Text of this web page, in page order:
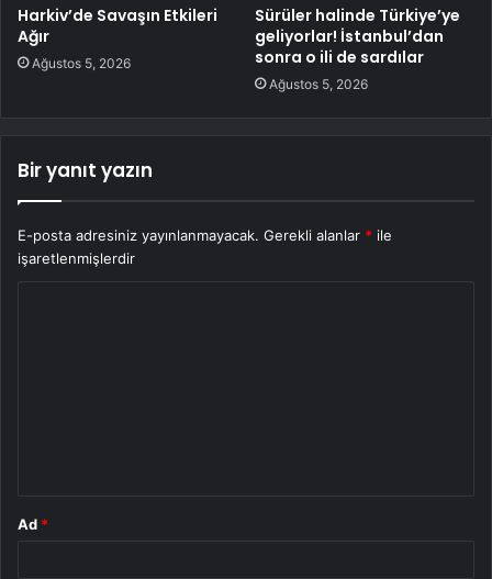
Harkiv’de Savaşın Etkileri
Ağır
Ağustos 5, 2026
Sürüler halinde Türkiye’ye
geliyorlar! İstanbul’dan
sonra o ili de sardılar
Ağustos 5, 2026
Bir yanıt yazın
E-posta adresiniz yayınlanmayacak. Gerekli alanlar * ile
işaretlenmişlerdir
Ad *